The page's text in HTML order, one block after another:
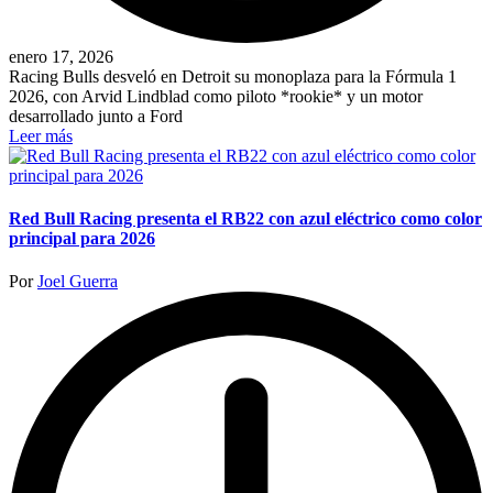
enero 17, 2026
Racing Bulls desveló en Detroit su monoplaza para la Fórmula 1
2026, con Arvid Lindblad como piloto *rookie* y un motor
desarrollado junto a Ford
Leer más
Red Bull Racing presenta el RB22 con azul eléctrico como color
principal para 2026
Publicado
PorJoel Guerra